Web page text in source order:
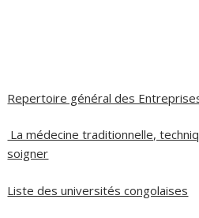
Repertoire général des
La médecine traditionnelle,
soigner
Liste des universités congolaises